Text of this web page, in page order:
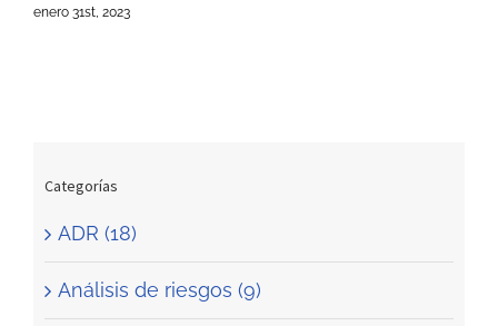
enero 31st, 2023
Categorías
ADR (18)
Análisis de riesgos (9)